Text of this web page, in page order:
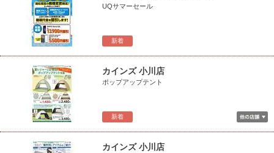
新着
UQサマーセール
新着
カインズ 小川店
ポップアップテント
カインズ 小川店